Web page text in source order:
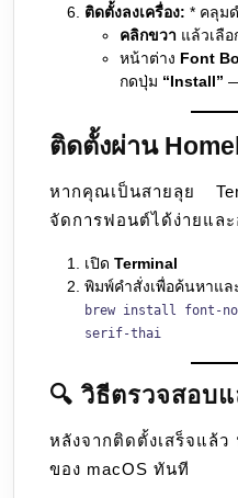
ติดตั้งลงเครื่อง: * คลุม
คลิกขวา แล้วเลือ
หน้าต่าง Font
กดปุ่ม “Install”
ติดตั้งผ่าน
หากคุณเป็นสายลุย
จัดการฟอนต์ได้ง่ายแล
เปิด Terminal
พิมพ์คำสั่งเพื่อค้นหาแล
brew install font-
serif-thai
🔍 วิธีตรวจสอบ
หลังจากติดตั้งเสร็จแล้
ของ macOS ทันที